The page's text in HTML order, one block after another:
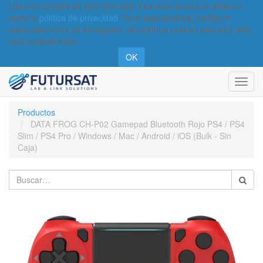
Usamos cookies en este sitio web. Lea más acerca de ellas en
nuestra política de privacidad. Para desactivarlas, configure
adecuadamente su navegador. Si continúa usando este sitio web,
está aceptándolas.
OK
Productos
DATA FROG CH-P02 Gamepad Bluetooth Rojo PS4 / PS4
Slim / PS4 Pro / Windows / Mac / Android / iOS (Bulk - Sin
Caja)